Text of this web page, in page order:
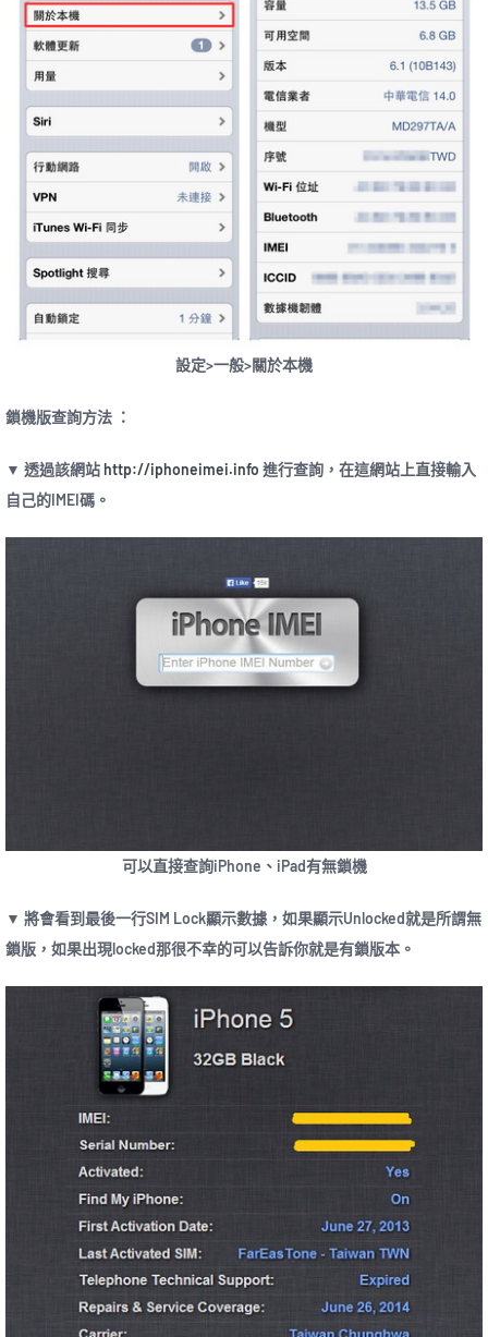
設定>一般>關於本機
鎖機版查詢方法 ：
▼ 透過該網站http://iphoneimei.info 進行查詢，在這網站上直接輸入
自己的IMEI碼。
可以直接查詢iPhone、iPad有無鎖機
▼ 將會看到最後一行SIM Lock顯示數據，如果顯示Unlocked就是所謂無
鎖版，如果出現locked那很不幸的可以告訴你就是有鎖版本。